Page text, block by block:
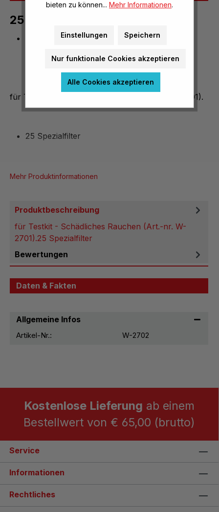
25 Spezialfilter - Ersatzteil
Ersatzteil für Testkit - Schädliches Rauchen
für Testkit - Schädliches Rauchen (Art.-nr. W-2701).
25 Spezialfilter
Mehr Produktinformationen
Produktbeschreibung
für Testkit - Schädliches Rauchen (Art.-nr. W-
2701).25 Spezialfilter
Bewertungen
Daten & Fakten
Allgemeine Infos
Artikel-Nr.: W-2702
Kostenlose Lieferung ab einem
Bestellwert von € 65,00 (brutto)
Service
Informationen
Rechtliches
bieten zu können... Mehr Informationen.
Einstellungen Speichern
Nur funktionale Cookies akzeptieren
Alle Cookies akzeptieren